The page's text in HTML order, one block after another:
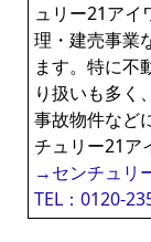
ュリー21アイ
理・建売事業
ます。特に不
り扱いも多く
事故物件など
チュリー21ア
→センチュリ
TEL：0120-